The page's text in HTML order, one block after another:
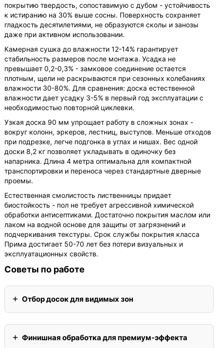
покрытию твердость, сопоставимую с дубом - устойчивость
к истиранию на 30% выше сосны. Поверхность сохраняет
гладкость десятилетиями, не образуются сколы и занозы
даже при активном использовании.
Камерная сушка до влажности 12-14% гарантирует
стабильность размеров после монтажа. Усадка не
превышает 0,2-0,3% - замковое соединение остается
плотным, щели не раскрываются при сезонных колебаниях
влажности 30-80%. Для сравнения: доска естественной
влажности дает усадку 3-5% в первый год эксплуатации с
необходимостью повторной циклевки.
Узкая доска 90 мм упрощает работу в сложных зонах -
вокруг колонн, эркеров, лестниц, выступов. Меньше отходов
при подрезке, легче подгонка в углах и нишах. Вес одной
доски 8,2 кг позволяет укладывать в одиночку без
напарника. Длина 4 метра оптимальна для компактной
транспортировки и переноса через стандартные дверные
проемы.
Естественная смолистость лиственницы придает
биостойкость - пол не требует агрессивной химической
обработки антисептиками. Достаточно покрытия маслом или
лаком на водной основе для защиты от загрязнений и
подчеркивания текстуры. Срок службы покрытия класса
Прима достигает 50-70 лет без потери визуальных и
эксплуатационных свойств.
Советы по работе
Отбор досок для видимых зон
Финишная обработка для премиум-эффекта